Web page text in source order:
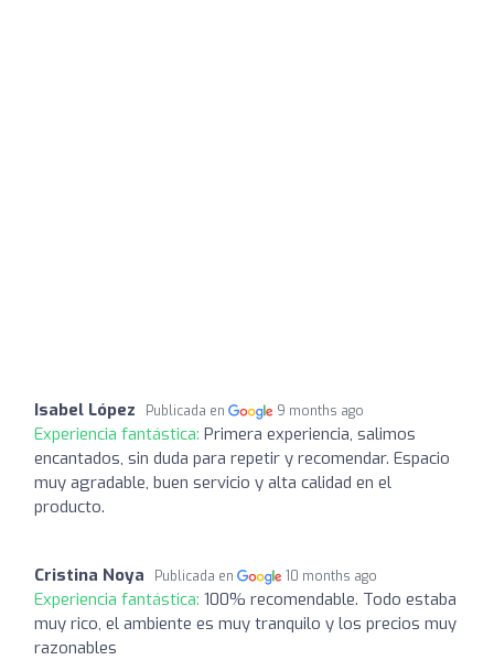
Isabel López Publicada en 9 months ago
Experiencia fantástica: Primera experiencia, salimos
encantados, sin duda para repetir y recomendar. Espacio
muy agradable, buen servicio y alta calidad en el
producto.
Cristina Noya Publicada en 10 months ago
Experiencia fantástica: 100% recomendable. Todo estaba
muy rico, el ambiente es muy tranquilo y los precios muy
razonables